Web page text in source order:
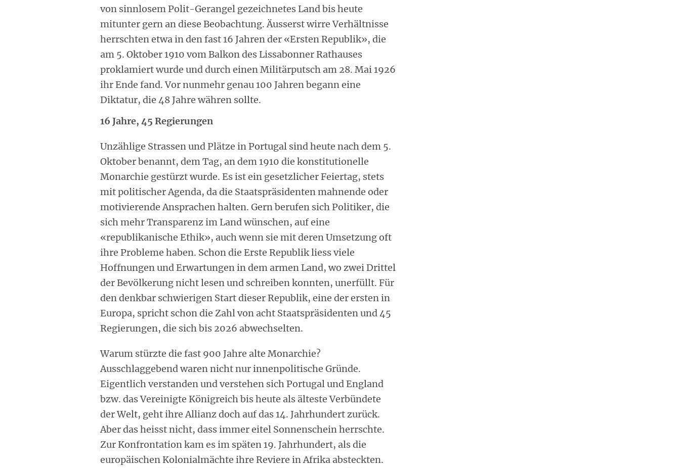
von sinnlosem Polit-Gerangel gezeichnetes Land bis heute
mitunter gern an diese Beobachtung. Äusserst wirre Verhältnisse
herrschten etwa in den fast 16 Jahren der «Ersten Republik», die
am 5. Oktober 1910 vom Balkon des Lissabonner Rathauses
proklamiert wurde und durch einen Militärputsch am 28. Mai 1926
ihr Ende fand. Vor nunmehr genau 100 Jahren begann eine
Diktatur, die 48 Jahre währen sollte.
16 Jahre, 45 Regierungen
Unzählige Strassen und Plätze in Portugal sind heute nach dem 5.
Oktober benannt, dem Tag, an dem 1910 die konstitutionelle
Monarchie gestürzt wurde. Es ist ein gesetzlicher Feiertag, stets
mit politischer Agenda, da die Staatspräsidenten mahnende oder
motivierende Ansprachen halten. Gern berufen sich Politiker, die
sich mehr Transparenz im Land wünschen, auf eine
«republikanische Ethik», auch wenn sie mit deren Umsetzung oft
ihre Probleme haben. Schon die Erste Republik liess viele
Hoffnungen und Erwartungen in dem armen Land, wo zwei Drittel
der Bevölkerung nicht lesen und schreiben konnten, unerfüllt. Für
den denkbar schwierigen Start dieser Republik, eine der ersten in
Europa, spricht schon die Zahl von acht Staatspräsidenten und 45
Regierungen, die sich bis 2026 abwechselten.
Warum stürzte die fast 900 Jahre alte Monarchie?
Ausschlaggebend waren nicht nur innenpolitische Gründe.
Eigentlich verstanden und verstehen sich Portugal und England
bzw. das Vereinigte Königreich bis heute als älteste Verbündete
der Welt, geht ihre Allianz doch auf das 14. Jahrhundert zurück.
Aber das heisst nicht, dass immer eitel Sonnenschein herrschte.
Zur Konfrontation kam es im späten 19. Jahrhundert, als die
europäischen Kolonialmächte ihre Reviere in Afrika absteckten.